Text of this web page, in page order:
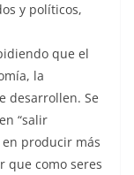
y políticos,
que el
la
desarrollen. Se
“salir
producir más
que como seres